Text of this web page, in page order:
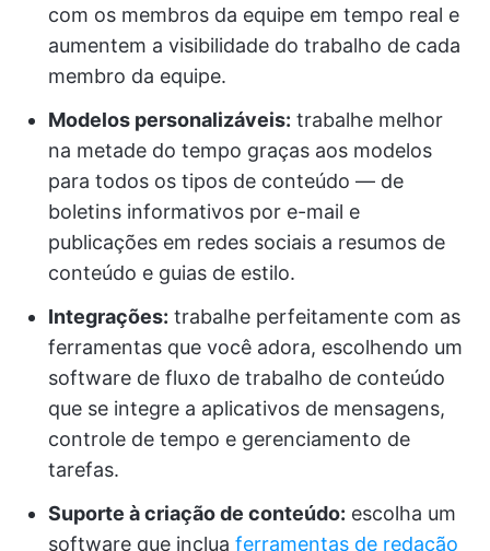
com os membros da equipe em tempo real e
aumentem a visibilidade do trabalho de cada
membro da equipe.
Modelos personalizáveis: trabalhe melhor
na metade do tempo graças aos modelos
para todos os tipos de conteúdo — de
boletins informativos por e-mail e
publicações em redes sociais a resumos de
conteúdo e guias de estilo.
Integrações: trabalhe perfeitamente com as
ferramentas que você adora, escolhendo um
software de fluxo de trabalho de conteúdo
que se integre a aplicativos de mensagens,
controle de tempo e gerenciamento de
tarefas.
Suporte à criação de conteúdo: escolha um
software que inclua ferramentas de redação